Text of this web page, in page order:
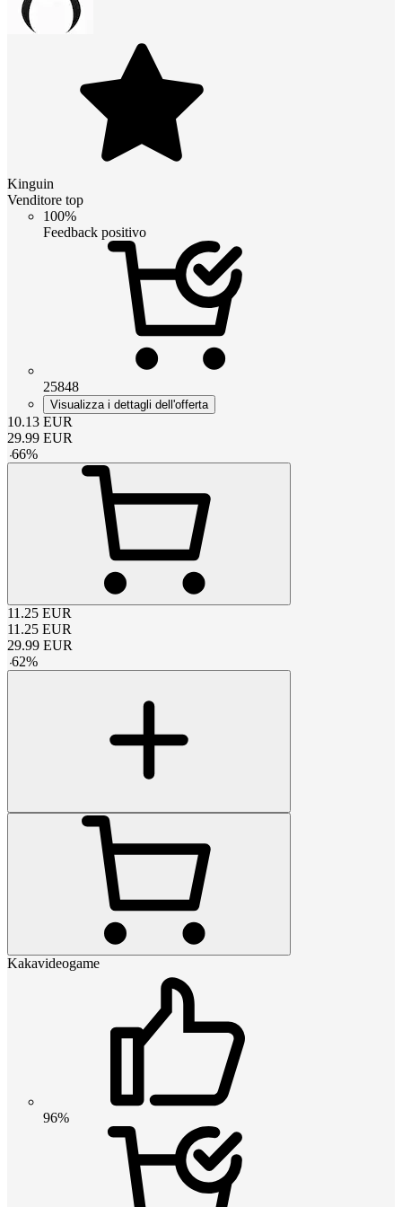
Kinguin
Venditore top
100%
Feedback positivo
25848
Visualizza i dettagli dell'offerta
10.13 EUR
29.99 EUR
-66%
11.25 EUR
11.25 EUR
29.99 EUR
-62%
Kakavideogame
96%